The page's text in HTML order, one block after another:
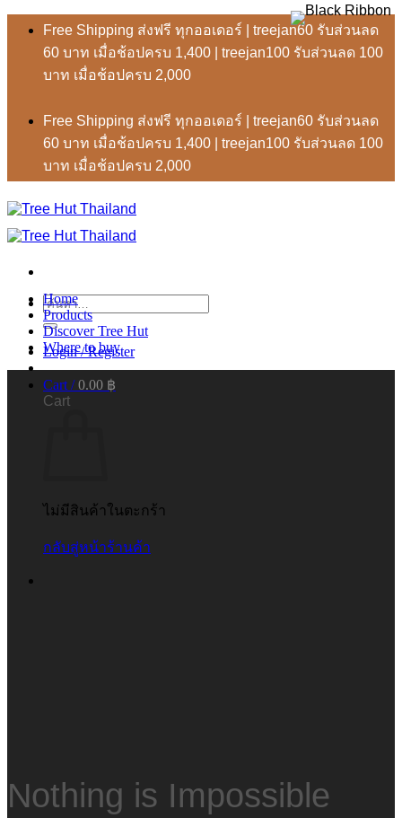
content
Free Shipping ส่งฟรี ทุกออเดอร์ | treejan60 รับส่วนลด
60 บาท เมื่อช้อปครบ 1,400 | treejan100 รับส่วนลด 100
บาท เมื่อช้อปครบ 2,000
Free Shipping ส่งฟรี ทุกออเดอร์ | treejan60 รับส่วนลด
60 บาท เมื่อช้อปครบ 1,400 | treejan100 รับส่วนลด 100
บาท เมื่อช้อปครบ 2,000
ค้นหา:
Login / Register
Cart /0.00 ฿
Cart
ไม่มีสินค้าในตะกร้า
กลับสู่หน้าร้านค้า
Home
Products
Discover Tree Hut
Where to buy
Nothing is Impossible